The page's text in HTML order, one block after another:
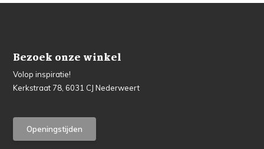
Bezoek onze winkel
Volop inspiratie!
Kerkstraat 78, 6031 CJ Nederweert
Openingstijden